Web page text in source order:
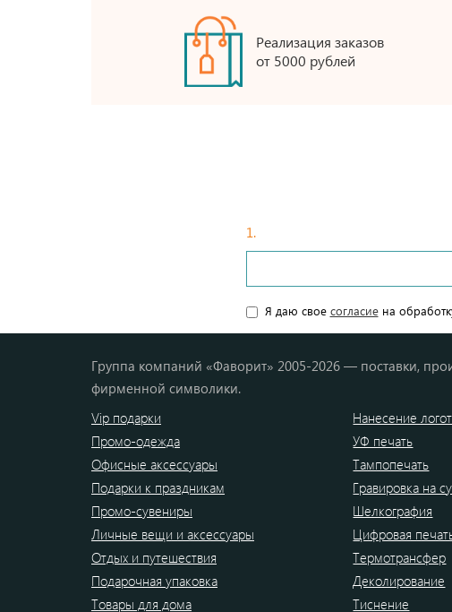
Реализация заказов
от 5000 рублей
1.Введите ваши данные
Я даю свое согласиена
Группа компаний «Фаворит» 2005-2026 — поставки,
фирменной символики.
Vip подарки
Промо-одежда
Офисные аксессуары
Подарки к праздникам
Промо-сувениры
Личные вещи и аксессуары
Отдых и путешествия
Подарочная упаковка
Товары для дома
Нанесение
УФ печать
Тампопечать
Гравировка на
Шелкография
Цифровая
Термотрансфер
Деколирование
Тиснение